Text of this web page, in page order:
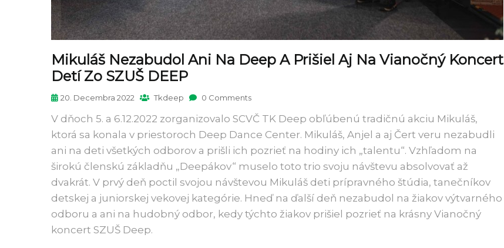
Mikuláš Nezabudol Ani Na Deep A Prišiel Aj Na Vianočný Koncert
Detí Zo SZUŠ DEEP
20. Decembra 2022 Tkdeep 0 Comments
V dňoch 5. a 6.12.2022 zorganizovalo SCVČ TK Deep obľúbenú tradičnú akciu Mikuláš,
ktorá sa konala v priestoroch Deep Dance Center. Mikuláš, Anjel a aj Čert veru nezabudli
ani na deti všetkých odborov a prišli ich pozrieť na hodiny ich „talentu“. Vzhľadom na
širokú členskú základňu „Deepákov“ muselo toto trio svoju návštevu absolvovať až
dvakrát. V prvý deň poctil svojou návštevou Mikuláš deti prípravného štúdia, tanečníkov
detskej a juniorskej vekovej kategórie. Hneď na ďalší deň nezabudol na žiakov výtvarného
odboru a ani na hudobný odbor, kedy týchto žiakov prišiel pozrieť na krásny Vianočný
koncert SZUŠ Deep.